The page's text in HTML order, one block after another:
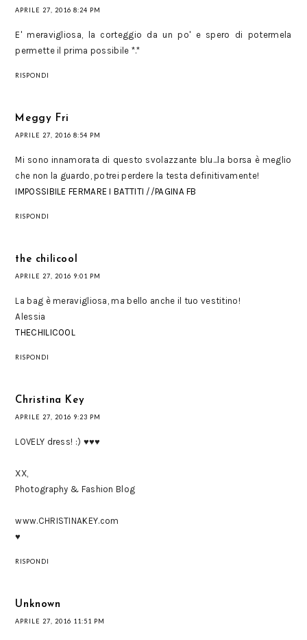
APRILE 27, 2016 8:24 PM
E' meravigliosa, la corteggio da un po' e spero di potermela
permette il prima possibile *.*
RISPONDI
Meggy Fri
APRILE 27, 2016 8:54 PM
Mi sono innamorata di questo svolazzante blu...la borsa è meglio
che non la guardo, potrei perdere la testa definitivamente!
IMPOSSIBILE FERMARE I BATTITI //PAGINA FB
RISPONDI
the chilicool
APRILE 27, 2016 9:01 PM
La bag è meravigliosa, ma bello anche il tuo vestitino!
Alessia
THECHILICOOL
RISPONDI
Christina Key
APRILE 27, 2016 9:23 PM
LOVELY dress! :) ♥♥♥
XX,
Photography & Fashion Blog
www.CHRISTINAKEY.com
♥
RISPONDI
Unknown
APRILE 27, 2016 11:51 PM